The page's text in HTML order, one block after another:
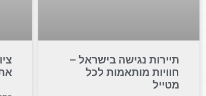
תיירות נגישה בישראל –
חוויות מותאמות לכל
מטייל